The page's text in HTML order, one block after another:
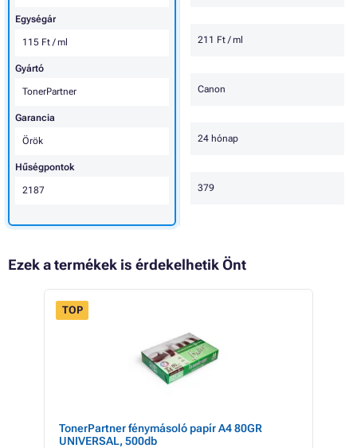
211 Ft / ml
Canon
24 hónap
379
Egységár
115 Ft / ml
Gyártó
TonerPartner
Garancia
Örök
Hűségpontok
2187
Ezek a termékek is érdekelhetik Önt
TOP
TonerPartner fénymásoló papír A4 80GR
UNIVERSAL, 500db